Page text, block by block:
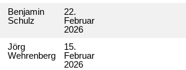
Benjamin
Schulz
22.
Februar
2026
Jörg
Wehrenberg
15.
Februar
2026